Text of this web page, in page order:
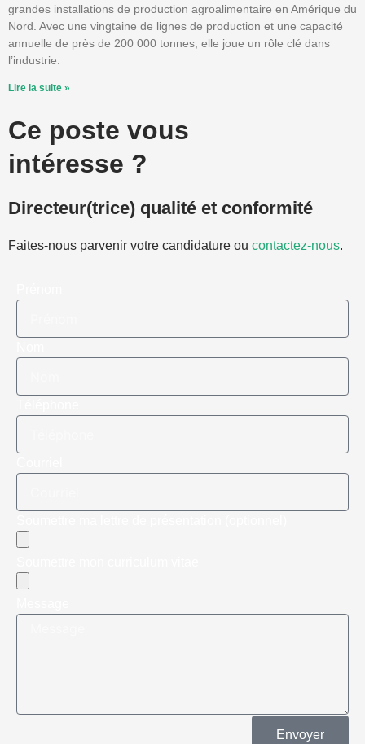
grandes installations de production agroalimentaire en Amérique du
Nord. Avec une vingtaine de lignes de production et une capacité
annuelle de près de 200 000 tonnes, elle joue un rôle clé dans
l’industrie.
Lire la suite »
Ce poste vous
intéresse ?
Directeur(trice) qualité et conformité
Faites-nous parvenir votre candidature ou contactez-nous.
Envoyer